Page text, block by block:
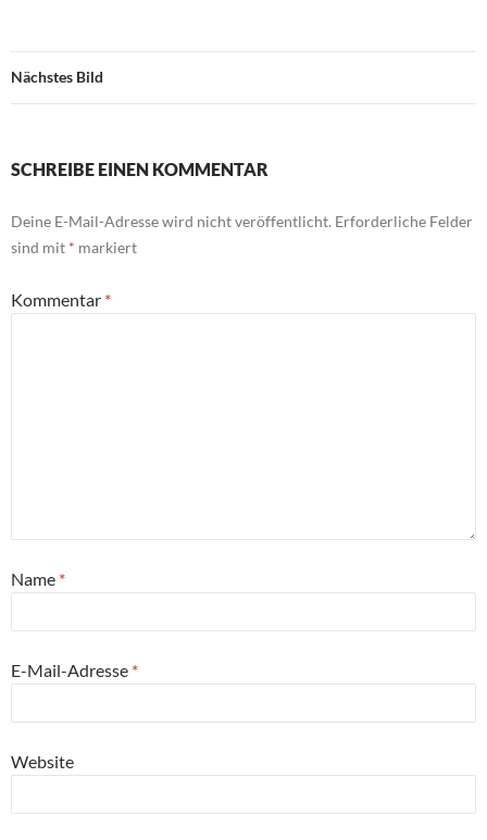
Nächstes Bild
SCHREIBE EINEN KOMMENTAR
Deine E-Mail-Adresse wird nicht veröffentlicht. Erforderliche Felder
sind mit * markiert
Kommentar *
Name *
E-Mail-Adresse *
Website